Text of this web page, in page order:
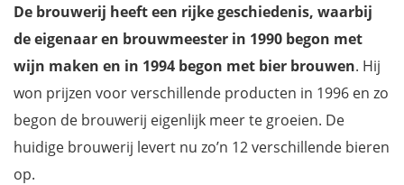
De brouwerij heeft een rijke geschiedenis, waarbij
de eigenaar en brouwmeester in 1990 begon met
wijn maken en in 1994 begon met bier brouwen. Hij
won prijzen voor verschillende producten in 1996 en zo
begon de brouwerij eigenlijk meer te groeien. De
huidige brouwerij levert nu zo’n 12 verschillende bieren
op.